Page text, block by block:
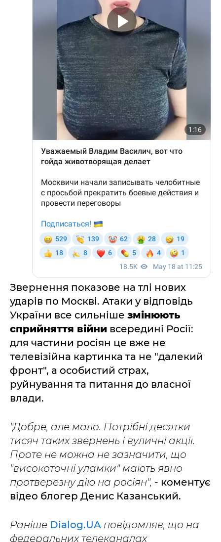
Звернення показове на тлі нових
ударів по Москві. Атаки у відповідь
України все сильніше змінюють
сприйняття війни всередині Росії:
для частини росіян це вже не
телевізійна картинка та не "далекий
фронт", а особистий страх,
руйнування та питання до власної
влади.
"Добре, але мало. Потрібні десятки
тисяч таких звернень і вуличні акції.
Проте не можна не зазначити, що
"високоточні уламки" мають явно
протверезну дію на росіян", - коментує
відео блогер Денис Казанський.
Раніше Dialog.UA повідомляв, що на
федеральних телеканалах